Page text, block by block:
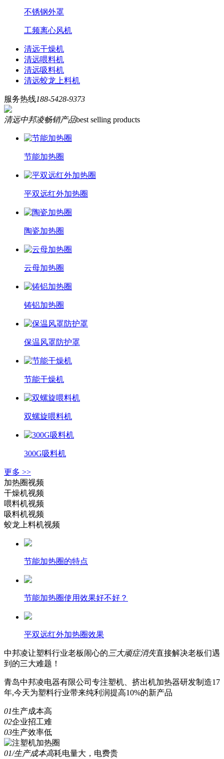
不锈钢外罩
工频离心风机
清远干燥机
清远喂料机
清远吸料机
清远蛟龙上料机
服务热线188-5428-9373
清远中邦凌畅销产品best selling products
节能加热圈
平双远红外加热圈
陶瓷加热圈
云母加热圈
铸铝加热圈
保温风罩防护罩
节能干燥机
双螺旋喂料机
300G吸料机
更多 >>
加热圈视频
干燥机视频
喂料机视频
吸料机视频
蛟龙上料机视频
节能加热圈的特点
节能加热圈使用效果好不好？
平双远红外加热圈效果
中邦凌让塑料行业老板闹心的 三大顽症消失直接解决老板们遇
到的三大难题！
青岛中邦凌电器有限公司专注塑机、挤出机加热器研发制造17
年,今天为塑料行业带来纯利润提高10%的新产品
01生产成本高
02企业招工难
03生产效率低
01/生产成本高耗电量大，电费贵